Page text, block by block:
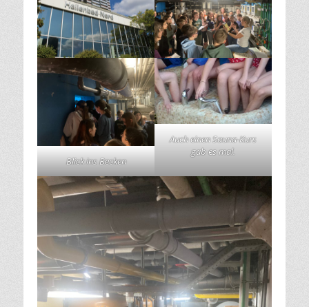
Blick ins Becken
Auch einen Sauna-Kurs
gab es mal.